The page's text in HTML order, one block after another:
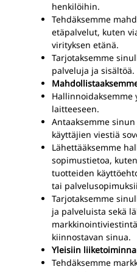
henkilöihin.
Tehdäksemme
etäpalvelut, kuten
virityksen etänä.
Tarjotaksemme
palveluja ja sisältöä.
Hallinnoidaksemme
laitteeseen.
Antaaksemme
käyttäjien viestiä
Lähettääksemme
sopimustietoa,
tuotteiden
tai
Tarjotaksemme
ja palveluista sekä
kiinnostavan sinua.
Yleisiin
Tehdäksemme